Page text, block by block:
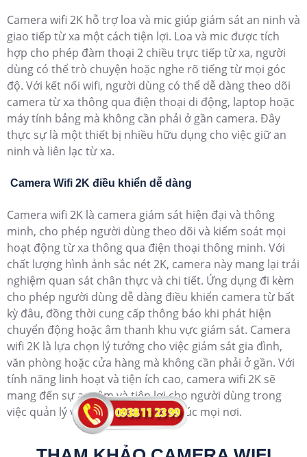
Camera wifi 2K hỗ trợ loa và mic giúp giám sát an ninh và
giao tiếp từ xa một cách tiện lợi. Loa và mic được tích
hợp cho phép đàm thoại 2 chiều trực tiếp từ xa, người
dùng có thể trò chuyện hoặc nghe rõ tiếng từ mọi góc
độ. Với kết nối wifi, người dùng có thể dễ dàng theo dõi
camera từ xa thông qua điện thoại di động, laptop hoặc
máy tính bảng mà không cần phải ở gần camera. Đây
thực sự là một thiết bị nhiều hữu dụng cho việc giữ an
ninh và liên lạc từ xa.
Camera Wifi 2K điều khiển dễ dàng
Camera wifi 2K là camera giám sát hiện đại và thông
minh, cho phép người dùng theo dõi và kiểm soát mọi
hoạt động từ xa thông qua điện thoại thông minh. Với
chất lượng hình ảnh sắc nét 2K, camera này mang lại trải
nghiệm quan sát chân thực và chi tiết. Ứng dụng đi kèm
cho phép người dùng dễ dàng điều khiển camera từ bất
kỳ đâu, đồng thời cung cấp thông báo khi phát hiện
chuyển động hoặc âm thanh khu vực giám sát. Camera
wifi 2K là lựa chọn lý tưởng cho việc giám sát gia đình,
văn phòng hoặc cửa hàng mà không cần phải ở gần. Với
tính năng linh hoạt và tiện ích cao, camera wifi 2K sẽ
mang đến sự an tâm và tiện lợi cho người dùng trong
việc quản lý và giám sát từ xa mọi lúc mọi nơi.